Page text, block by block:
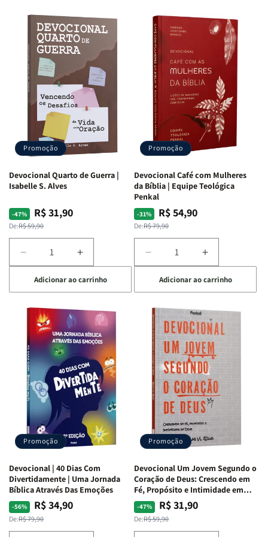
Promoção
Devocional Quarto de Guerra |
Isabelle S. Alves
-47%
Preço
normal
De:R$ 59,90
Preço
promocional
R$ 31,90
Diminuir
a
quantidade
de
Devocional
Quarto
de
Guerra
Isabelle
S.
Alves
Aumentar
a
quantidade
de
Devocional
Quarto
de
Guerra
|
Isabelle
S.
Alves
Adicionar ao carrinho
Promoção
Devocional Café com Mulheres
da Bíblia | Equipe Teológica
Penkal
-31%
Preço
normal
De:R$ 79,90
Preço
promocional
R$ 54,90
Diminuir
a
quantidade
de
Devocional
Café
com
Mulheres
da
Bíblia
Equipe
Teológica
Penkal
Aumentar
a
quantidade
de
Devocional
Café
com
Mulheres
da
Bíblia
|
Equipe
Teológica
Penkal
Adicionar ao carrinho
Promoção
Devocional | 40 Dias Com
Divertidamente | Uma Jornada
Bíblica Através Das Emoções
-56%
Preço
normal
De:R$ 79,90
Preço
promocional
R$ 34,90
Promoção
Devocional Um Jovem Segundo o
Coração de Deus: Crescendo em
Fé, Propósito e Intimidade em
Deus
-47%
Preço
normal
De:R$ 59,90
Preço
promocional
R$ 31,90